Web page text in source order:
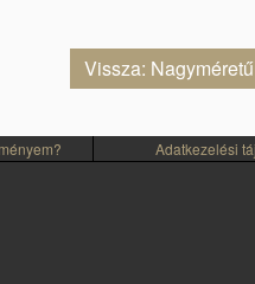
Vissza:
Adatkezelési